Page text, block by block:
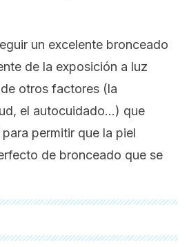
un excelente bronceado
de la exposición a luz
otros factores (la
el autocuidado…) que
permitir que la piel
de bronceado que se
fueron revisadas a profundidad por